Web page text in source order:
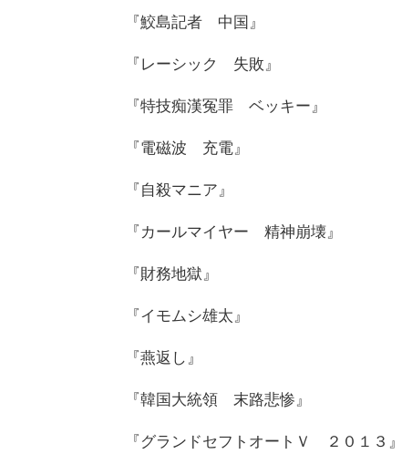
『鮫島記者 中国』
『レーシック 失敗』
『特技痴漢冤罪 ベッキー』
『電磁波 充電』
『自殺マニア』
『カールマイヤー 精神崩壊』
『財務地獄』
『イモムシ雄太』
『燕返し』
『韓国大統領 末路悲惨』
『グランドセフトオートＶ ２０１３』